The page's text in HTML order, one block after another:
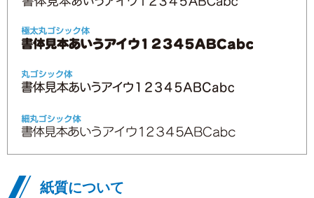
紙質について